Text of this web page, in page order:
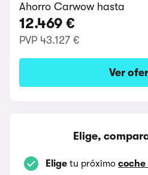
Ahorro Carwow hasta
12.469 €
PVP 43.127 €
Ver
Elige,
Elige tu próximo coche